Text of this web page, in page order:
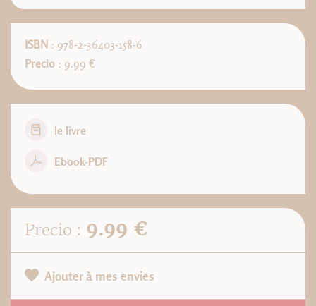
ISBN : 978-2-36403-158-6
Precio : 9.99 €
le livre
Ebook-PDF
Precio : 9.99 €
Ajouter à mes envies